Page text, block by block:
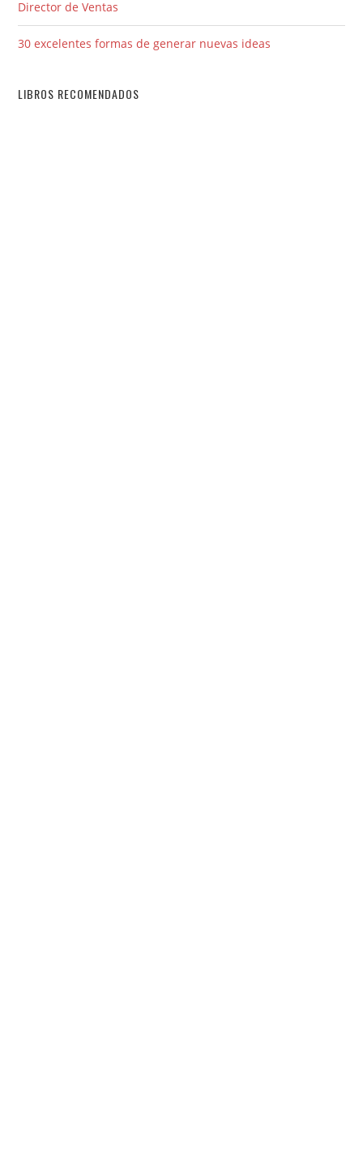
Director de Ventas
30 excelentes formas de generar nuevas ideas
LIBROS RECOMENDADOS